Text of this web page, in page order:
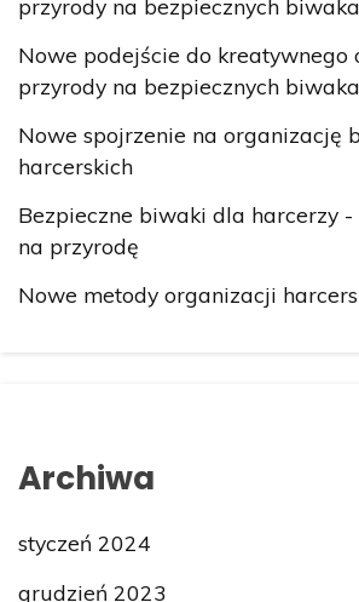
przyrody na bezpiecznych
Nowe podejście do kreatywnego
przyrody na bezpiecznych
Nowe spojrzenie na organizację
harcerskich
Bezpieczne biwaki dla harcerzy -
na przyrodę
Nowe metody organizacji
Archiwa
styczeń 2024
grudzień 2023